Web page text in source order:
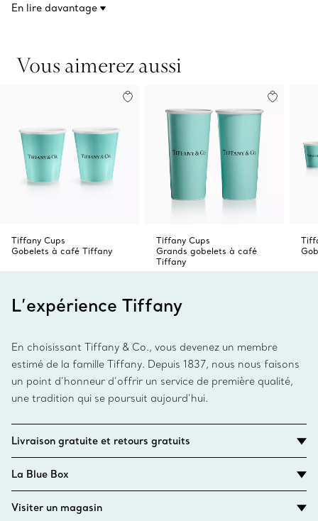
Hauteur de 5,8 cm x Diamètre de 6,1 cm (2,3 po x 2,4 po)
Numéro de produit:71364518
En lire davantage
Vous aimerez aussi
Tiffany Cups
Gobelets à café Tiffany
Tiffany Cups
Grands gobelets à café
Tiffany
L’expérience Tiffany
En choisissant Tiffany & Co., vous devenez un membre
estimé de la famille Tiffany. Depuis 1837, nous nous faisons
un point d’honneur d’offrir un service de première qualité,
une tradition qui se poursuit aujourd’hui.
Livraison gratuite et retours gratuits
La Blue Box
Visiter un magasin